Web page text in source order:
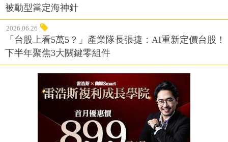
被動型當定海神針
2026.06.26
「台股上看5萬5？」產業隊長張捷：AI重新定價台股！
下半年聚焦3大關鍵零組件